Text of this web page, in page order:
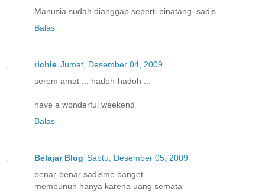
Manusia sudah dianggap seperti binatang. sadis.
Balas
richie Jumat, Desember 04, 2009
serem amat ... hadoh-hadoh ...
have a wonderful weekend
Balas
Belajar Blog Sabtu, Desember 05, 2009
benar-benar sadisme banget...
membunuh hanya karena uang semata